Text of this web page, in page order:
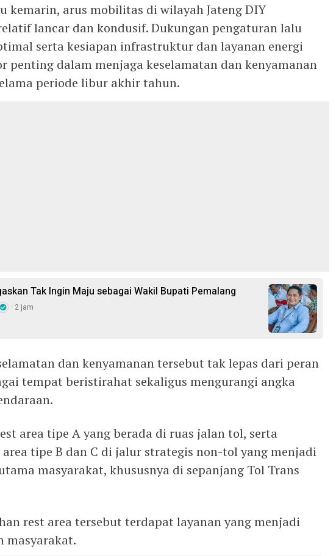
kemarin, arus mobilitas di wilayah Jateng DIY
lancar dan kondusif. Dukungan pengaturan lalu
serta kesiapan infrastruktur dan layanan energi
penting dalam menjaga keselamatan dan kenyamanan
periode libur akhir tahun.
Tak Ingin Maju sebagai Wakil Bupati Pemalang
2 jam
dan kenyamanan tersebut tak lepas dari peran
tempat beristirahat sekaligus mengurangi angka
area tipe A yang berada di ruas jalan tol, serta
tipe B dan C di jalur strategis non-tol yang menjadi
masyarakat, khususnya di sepanjang Tol Trans
rest area tersebut terdapat layanan yang menjadi
masyarakat.